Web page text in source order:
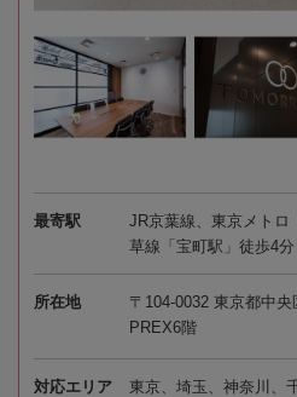
最寄駅
JR京葉線、東京メトロ
草線「宝町駅」徒歩4分
所在地
〒104-0032 東京都中
PREX6階
対応エリア 東京、埼玉、神奈川、